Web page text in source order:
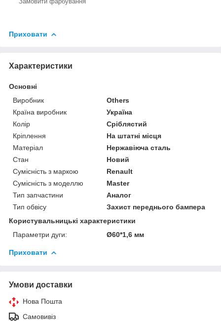
Приховати
Характеристики
Основні
Виробник
Others
Країна виробник
Україна
Колір
Сріблястий
Кріплення
На штатні місця
Матеріал
Нержавіюча сталь
Стан
Новий
Сумісність з маркою
Renault
Сумісність з моделлю
Master
Тип запчастини
Аналог
Тип обвісу
Захист переднього бампера
Користувальницькі характеристики
Параметри дуги:
Ø60*1,6 мм
Приховати
Умови доставки
Нова Пошта
Самовивіз